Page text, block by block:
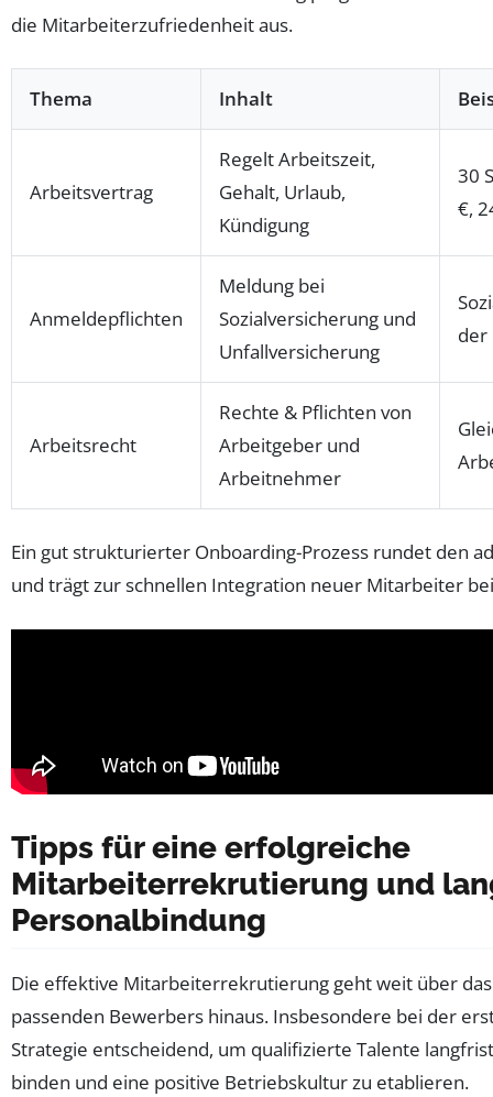
die Mitarbeiterzufriedenheit aus.
Thema Inhalt
Arbeitsvertrag
Regelt Arbeitszeit,
Gehalt, Urlaub,
Kündigung
30
€,
Anmeldepflichten
Meldung bei
Sozialversicherung und
Unfallversicherung
der
Arbeitsrecht
Rechte & Pflichten von
Arbeitgeber und
Arbeitnehmer
Ein gut strukturierter Onboarding-Prozess rundet den
und trägt zur schnellen Integration neuer Mitarbeiter
Tipps für eine erfolgreiche
Mitarbeiterrekrutierung und
Personalbindung
Die effektive Mitarbeiterrekrutierung geht weit über
passenden Bewerbers hinaus. Insbesondere bei der
Strategie entscheidend, um qualifizierte Talente
binden und eine positive Betriebskultur zu etablieren.